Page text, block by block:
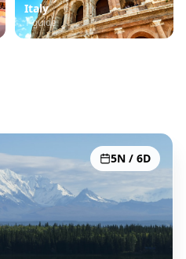
Italy
1guide
5N / 6D